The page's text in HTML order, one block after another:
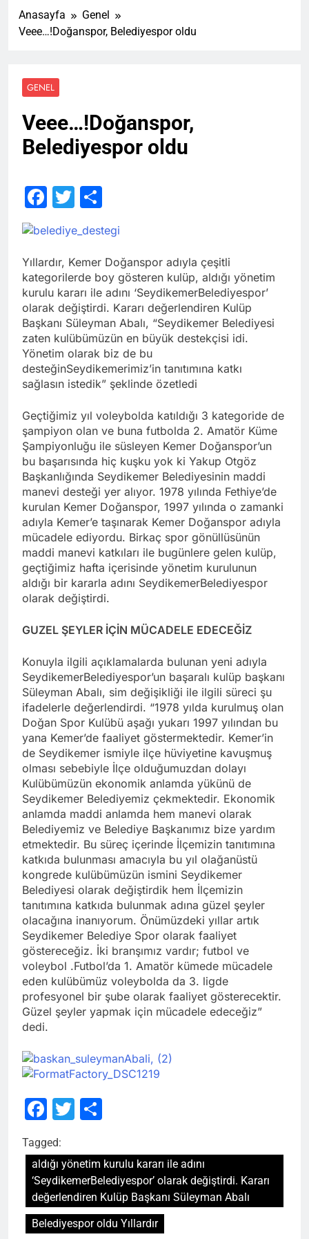
Anasayfa
Genel
Veee…!Doğanspor, Belediyespor oldu
GENEL
Veee…!Doğanspor,
Belediyespor oldu
Facebook
Twitter
Yıllardır, Kemer Doğanspor adıyla çeşitli
kategorilerde boy gösteren kulüp, aldığı yönetim
kurulu kararı ile adını ‘SeydikemerBelediyespor’
olarak değiştirdi. Kararı değerlendiren Kulüp
Başkanı Süleyman Abalı, “Seydikemer Belediyesi
zaten kulübümüzün en büyük destekçisi idi.
Yönetim olarak biz de bu
desteğinSeydikemerimiz’in tanıtımına katkı
sağlasın istedik” şeklinde özetledi
Geçtiğimiz yıl voleybolda katıldığı 3 kategoride de
şampiyon olan ve buna futbolda 2. Amatör Küme
Şampiyonluğu ile süsleyen Kemer Doğanspor’un
bu başarısında hiç kuşku yok ki Yakup Otgöz
Başkanlığında Seydikemer Belediyesinin maddi
manevi desteği yer alıyor. 1978 yılında Fethiye’de
kurulan Kemer Doğanspor, 1997 yılında o zamanki
adıyla Kemer’e taşınarak Kemer Doğanspor adıyla
mücadele ediyordu. Birkaç spor gönüllüsünün
maddi manevi katkıları ile bugünlere gelen kulüp,
geçtiğimiz hafta içerisinde yönetim kurulunun
aldığı bir kararla adını SeydikemerBelediyespor
olarak değiştirdi.
GUZEL ŞEYLER İÇİN MÜCADELE EDECEĞİZ
Konuyla ilgili açıklamalarda bulunan yeni adıyla
SeydikemerBelediyespor’un başaralı kulüp başkanı
Süleyman Abalı, sim değişikliği ile ilgili süreci şu
ifadelerle değerlendirdi. “1978 yılda kurulmuş olan
Doğan Spor Kulübü aşağı yukarı 1997 yılından bu
yana Kemer’de faaliyet göstermektedir. Kemer’in
de Seydikemer ismiyle ilçe hüviyetine kavuşmuş
olması sebebiyle İlçe olduğumuzdan dolayı
Kulübümüzün ekonomik anlamda yükünü de
Seydikemer Belediyemiz çekmektedir. Ekonomik
anlamda maddi anlamda hem manevi olarak
Belediyemiz ve Belediye Başkanımız bize yardım
etmektedir. Bu süreç içerinde İlçemizin tanıtımına
katkıda bulunması amacıyla bu yıl olağanüstü
kongrede kulübümüzün ismini Seydikemer
Belediyesi olarak değiştirdik hem İlçemizin
tanıtımına katkıda bulunmak adına güzel şeyler
olacağına inanıyorum. Önümüzdeki yıllar artık
Seydikemer Belediye Spor olarak faaliyet
göstereceğiz. İki branşımız vardır; futbol ve
voleybol .Futbol’da 1. Amatör kümede mücadele
eden kulübümüz voleybolda da 3. ligde
profesyonel bir şube olarak faaliyet gösterecektir.
Güzel şeyler yapmak için mücadele edeceğiz”
dedi.
Facebook
Twitter
Tagged:
aldığı yönetim kurulu kararı ile adını
‘SeydikemerBelediyespor’ olarak değiştirdi. Kararı
değerlendiren Kulüp Başkanı Süleyman Abalı
Belediyespor oldu Yıllardır